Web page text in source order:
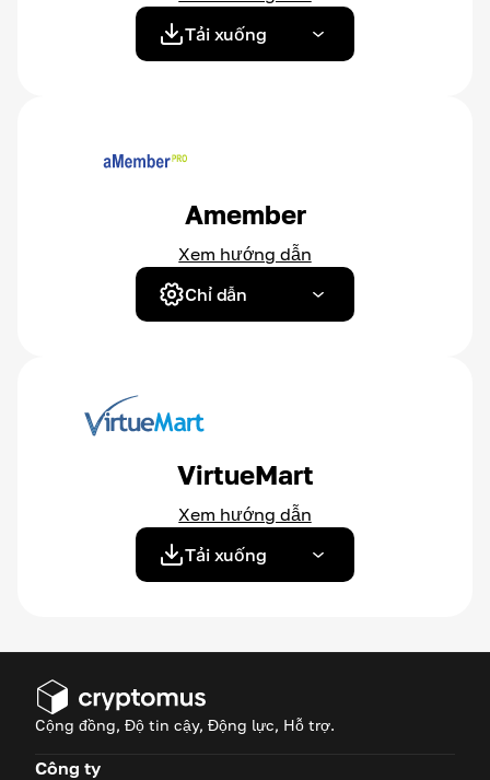
Tải xuống
Amember
Xem hướng dẫn
Chỉ dẫn
VirtueMart
Xem hướng dẫn
Tải xuống
Cộng đồng, Độ tin cậy, Động lực, Hỗ trợ.
Công ty